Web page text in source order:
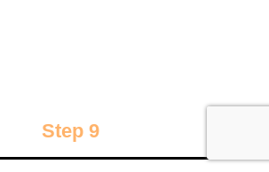
Step 9